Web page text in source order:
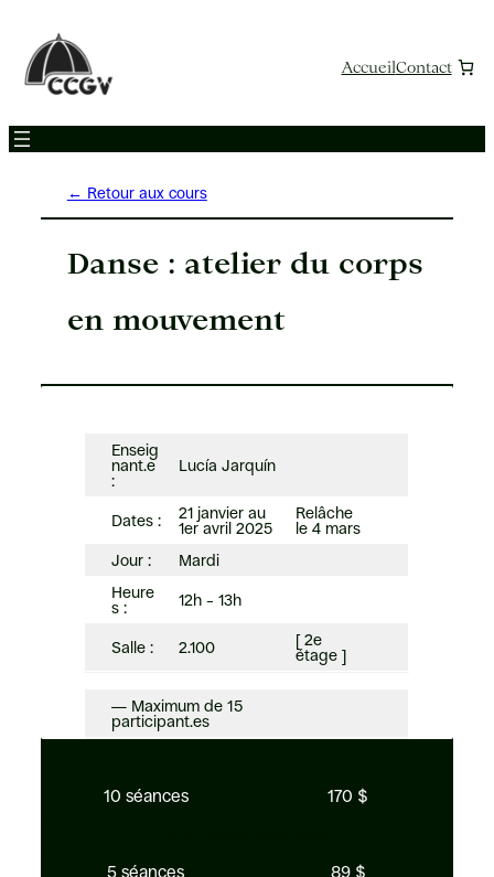
contenu
AccueilContact
← Retour aux cours
Danse : atelier du corps
en mouvement
Enseig
nant.e
:
Lucía Jarquín
Dates :
21 janvier au
1er avril 2025
Relâche
le 4 mars
Jour :
Mardi
Heure
s :
12h – 13h
Salle : 2.100
[ 2e
étage ]
— Maximum de 15
participant.es
10 séances 170 $
5 séances 89 $